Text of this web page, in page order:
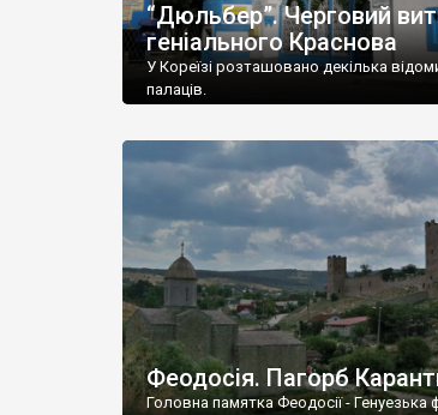
“Дюльбер”. Черговий
геніального Краснова
У Кореїзі розташовано декілька
палаців.
Феодосія. Пагорб
Головна памятка Феодосії - Генуезька